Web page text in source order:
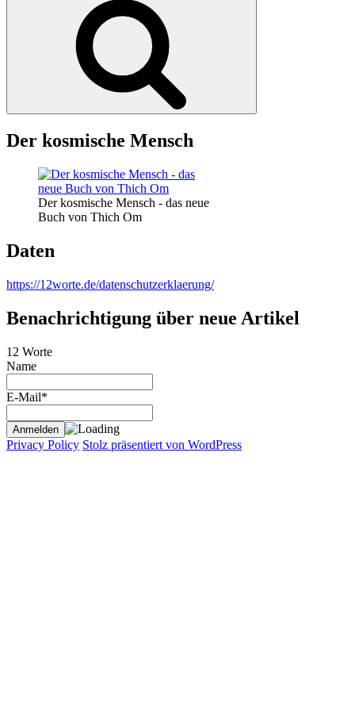
Der kosmische Mensch
Der kosmische Mensch - das neue
Buch von Thich Om
Daten
https://12worte.de/datenschutzerklaerung/
Benachrichtigung über neue Artikel
12 Worte
Name
E-Mail*
Privacy Policy Stolz präsentiert von WordPress